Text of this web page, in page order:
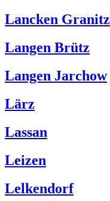
Lancken Granitz
Langen Brütz
Langen Jarchow
Lärz
Lassan
Leizen
Lelkendorf